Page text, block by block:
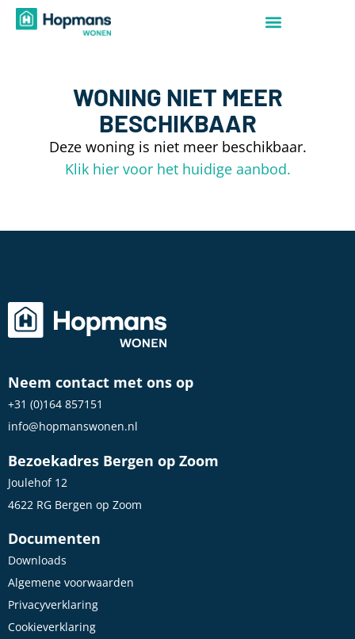
WONING NIET MEER
BESCHIKBAAR
Deze woning is niet meer beschikbaar.
Klik hier voor het huidige aanbod.
Neem contact met ons op
+31 (0)164 857151
info@hopmanswonen.nl
Bezoekadres Bergen op Zoom
Joulehof 12
4622 RG Bergen op Zoom
Documenten
Downloads
Algemene voorwaarden
Privacyverklaring
Cookieverklaring